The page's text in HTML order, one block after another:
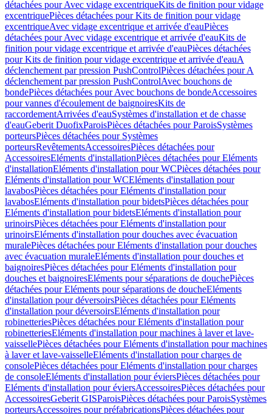
détachées pour Avec vidage excentriqueKits de finition pour vidage
excentriquePièces détachées pour Kits de finition pour vidage
excentriqueAvec vidage excentrique et arrivée d'eauPièces
détachées pour Avec vidage excentrique et arrivée d'eauKits de
finition pour vidage excentrique et arrivée d'eauPièces détachées
pour Kits de finition pour vidage excentrique et arrivée d'eauA
déclenchement par pression PushControlPièces détachées pour A
déclenchement par pression PushControlAvec bouchons de
bondePièces détachées pour Avec bouchons de bondeAccessoires
pour vannes d'écoulement de baignoiresKits de
raccordementArrivées d'eauSystèmes d'installation et de chasse
d'eauGeberit DuofixParoisPièces détachées pour ParoisSystèmes
porteursPièces détachées pour Systèmes
porteursRevêtementsAccessoiresPièces détachées pour
AccessoiresEléments d'installationPièces détachées pour Eléments
d'installationEléments d'installation pour WCPièces détachées pour
Eléments d'installation pour WCEléments d'installation pour
lavabosPièces détachées pour Eléments d'installation pour
lavabosEléments d'installation pour bidetsPièces détachées pour
Eléments d'installation pour bidetsEléments d'installation pour
urinoirsPièces détachées pour Eléments d'installation pour
urinoirsEléments d'installation pour douches avec évacuation
muralePièces détachées pour Eléments d'installation pour douches
avec évacuation muraleEléments d'installation pour douches et
baignoiresPièces détachées pour Eléments d'installation pour
douches et baignoiresEléments pour séparations de douchePièces
détachées pour Eléments pour séparations de doucheEléments
d'installation pour déversoirsPièces détachées pour Eléments
d'installation pour déversoirsEléments d'installation pour
robinetteriesPièces détachées pour Eléments d'installation pour
robinetteriesEléments d'installation pour machines à laver et lave-
vaissellePièces détachées pour Eléments d'installation pour machines
à laver et lave-vaisselleEléments d'installation pour charges de
consolePièces détachées pour Eléments d'installation pour charges
de consoleEléments d'installation pour éviersPièces détachées pour
Eléments d'installation pour éviersAccessoiresPièces détachées pour
AccessoiresGeberit GISParoisPièces détachées pour ParoisSystèmes
porteursAccessoires pour préfabricationsPièces détachées pour